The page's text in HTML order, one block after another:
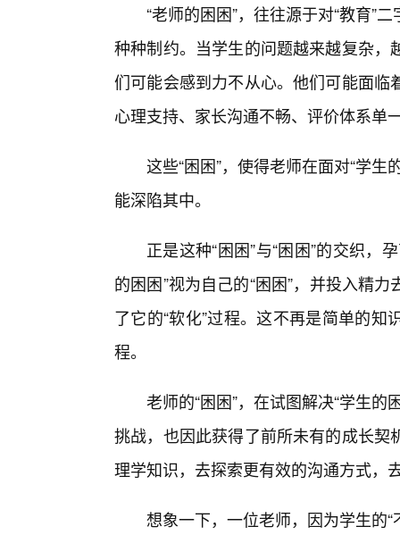
“老师的困困”，往往源于对“教育”
种种制约。当学生的问题越来越复杂
们可能会感到力不从心。他们可能面
心理支持、家长沟通不畅、评价体系单
这些“困困”，使得老师在面对“学
能深陷其中。
正是这种“困困”与“困困”的交织，
的困困”视为自己的“困困”，并投入精
了它的“软化”过程。这不再是简单的
程。
老师的“困困”，在试图解决“学生
挑战，也因此获得了前所未有的成长
理学知识，去探索更有效的沟通方式，
想象一下，一位老师，因为学生的